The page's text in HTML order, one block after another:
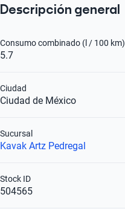
Descripción general
5.7
Consumo combinado (l / 100 km)
Ciudad de México
Ciudad
Kavak Artz Pedregal
Sucursal
504565
Stock ID